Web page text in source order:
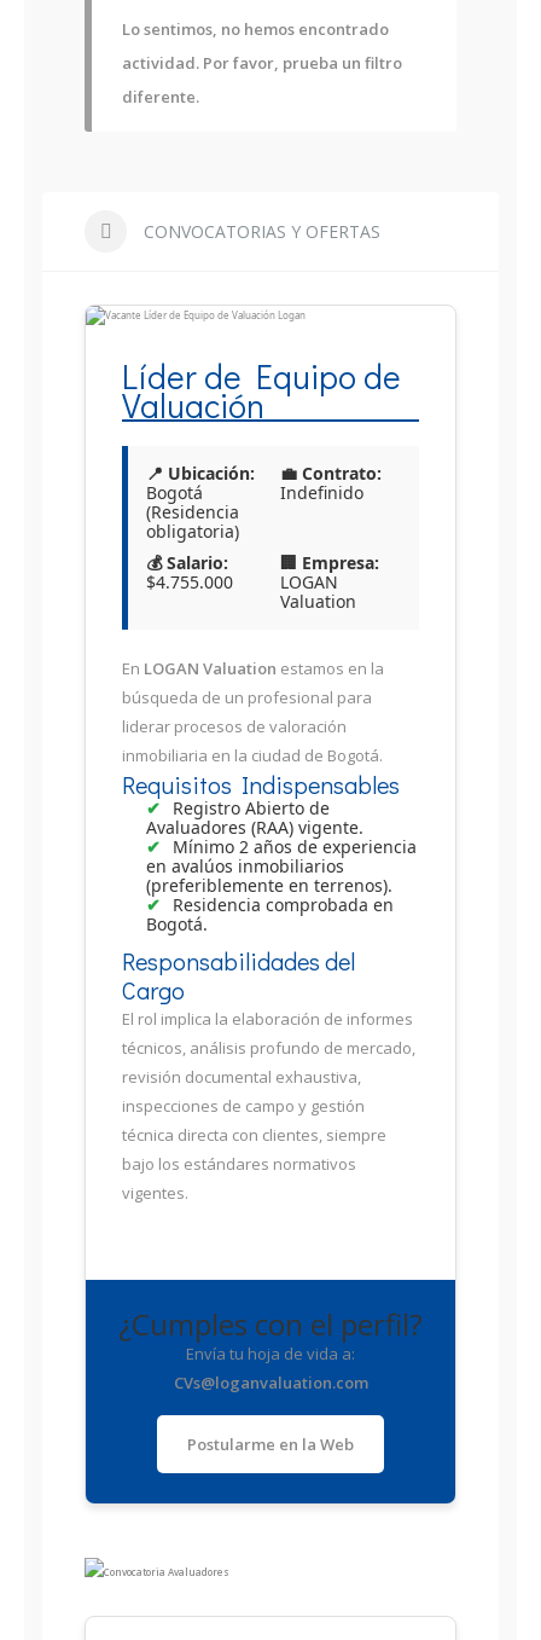
Lo sentimos, no hemos encontrado
actividad. Por favor, prueba un filtro
diferente.
CONVOCATORIAS Y OFERTAS
Líder de Equipo de
Valuación
📍 Ubicación:
Bogotá
(Residencia
obligatoria)
💼 Contrato:
Indefinido
💰 Salario:
$4.755.000
🏢 Empresa:
LOGAN
Valuation
En LOGAN Valuation estamos en la
búsqueda de un profesional para
liderar procesos de valoración
inmobiliaria en la ciudad de Bogotá.
Requisitos Indispensables
Registro Abierto de
Avaluadores (RAA) vigente.
Mínimo 2 años de experiencia
en avalúos inmobiliarios
(preferiblemente en terrenos).
Residencia comprobada en
Bogotá.
Responsabilidades del
Cargo
El rol implica la elaboración de informes
técnicos, análisis profundo de mercado,
revisión documental exhaustiva,
inspecciones de campo y gestión
técnica directa con clientes, siempre
bajo los estándares normativos
vigentes.
¿Cumples con el perfil?
Envía tu hoja de vida a:
CVs@loganvaluation.com
Postularme en la Web